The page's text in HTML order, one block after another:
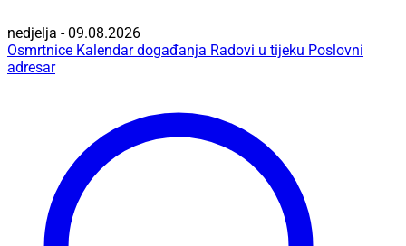
nedjelja - 09.08.2026
Osmrtnice Kalendar događanja Radovi u tijeku Poslovni
adresar